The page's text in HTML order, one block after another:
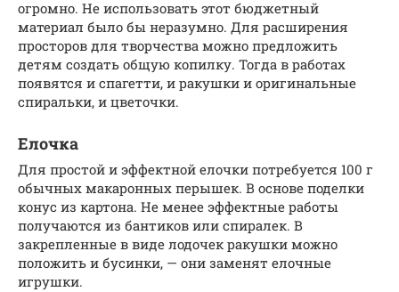
огромно. Не использовать этот бюджетный
материал было бы неразумно. Для расширения
просторов для творчества можно предложить
детям создать общую копилку. Тогда в работах
появятся и спагетти, и ракушки и оригинальные
спиральки, и цветочки.
Елочка
Для простой и эффектной елочки потребуется 100 г
обычных макаронных перышек. В основе поделки
конус из картона. Не менее эффектные работы
получаются из бантиков или спиралек. В
закрепленные в виде лодочек ракушки можно
положить и бусинки, — они заменят елочные
игрушки.